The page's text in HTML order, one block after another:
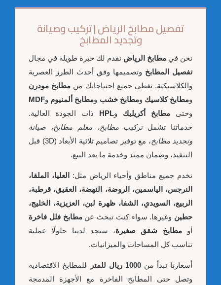
تفصيل مطابخ الرياض | تركيب وصيانة
وتجديد المطابخ
نحن في مطابخ الرياض نقدم لك خبرة طويلة في مجال
تفصيل المطابخ وتصميمها وفق أحدث الطرز العصرية
والكلاسيكية. نغطي جميع احتياجاتك من مطابخ مودرن
ومطابخ كلاسيك ومطابخ خشب ومطابخ ألمنيوم وMDF
وحتى مطابخ أكريليك وHPL ذات الجودة العالية.
خدماتنا تشملتركيب مطابخ، معلم مطابخ، صيانة
وتجديد مطابخ
، مع توفير تصاميم ثلاثية الأبعاد (3D) قبل
التنفيذ، وضمان ممتد وخدمة ما بعد البيع.
نخدم جميع مناطق وأحياء الرياض مثل:
العليا، الملقا،
النرجس، الياسمين، الروضة، النهضة، العقيق، قرطبة،
الربيع، السويدي، الشفا، ظهرة لبن، العزيزية، الخليج،
حطين وغيرها. سواء كنت تبحث عنمطابخ فلل فاخرة
أومطابخ شقق صغيرة، ستجد لدينا حلولًا عملية
تناسب كل المساحات والميزانيات.
أسعارنا تبدأ من 1000 ريال للمتر
للمطابخ الاقتصادية
وتصل حتى المطابخ الفاخرة مع الأجهزة المدمجة